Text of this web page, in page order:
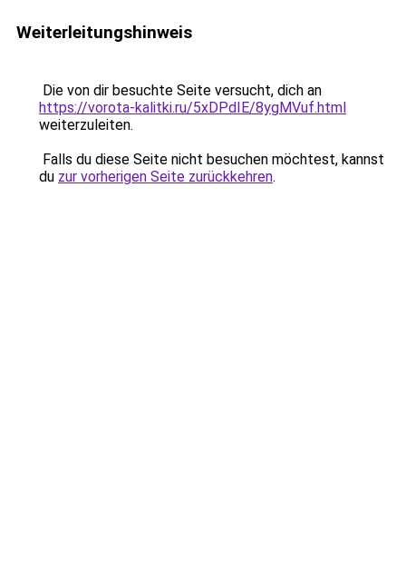
Weiterleitungshinweis
Die von dir besuchte Seite versucht, dich an
https://vorota-kalitki.ru/5xDPdIE/8ygMVuf.html
weiterzuleiten.
Falls du diese Seite nicht besuchen möchtest, kannst
du zur vorherigen Seite zurückkehren.